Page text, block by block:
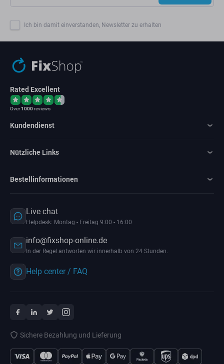
Ich bin damit einverstanden, Newsletter zu erhalten
Rated Excellent
Over1000reviews
Kundendienst
Nützliche Links
Bestellinformationen
Live chat
Helpdesk: Montag - Freitag 9:00 - 16:00
info@fixshop-online.de
In der Regel antworten wir innerhalb von 24 Stunden.
Help center / FAQ
Sichere Bezahlung und Lieferung